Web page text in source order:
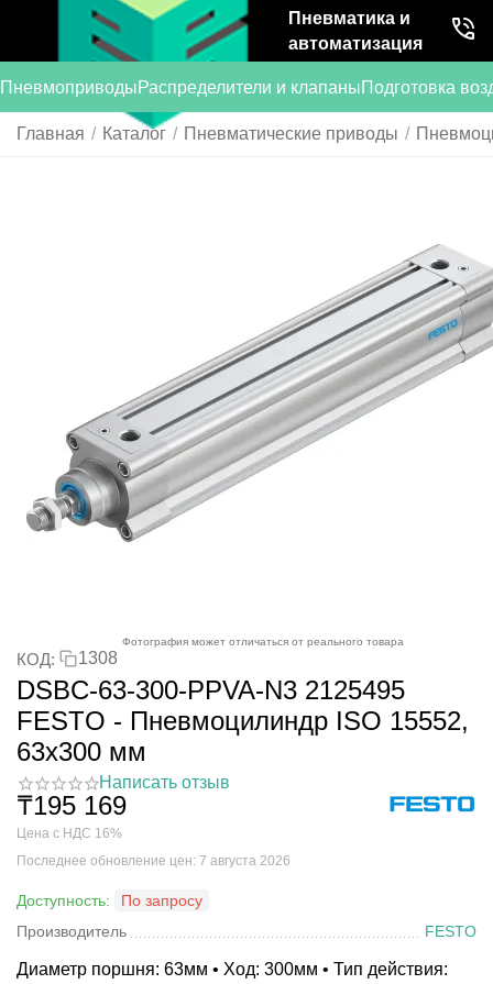
Пневматика и
автоматизация
ПневмоприводыРаспределители и клапаныПодготовка
Главная / Каталог / Пневматические приводы /
Фотография может отличаться от реального товара
КОД: 1308
DSBC-63-300-PPVA-N3 2125495
FESTO - Пневмоцилиндр ISO 15552,
63x300 мм
Написать отзыв
₸195 169
Цена с НДС 16%
Последнее обновление цен: 7 августа 2026
Доступность:
По запросу
Производитель
FESTO
Диаметр поршня: 63мм • Ход: 300мм • Тип действия: